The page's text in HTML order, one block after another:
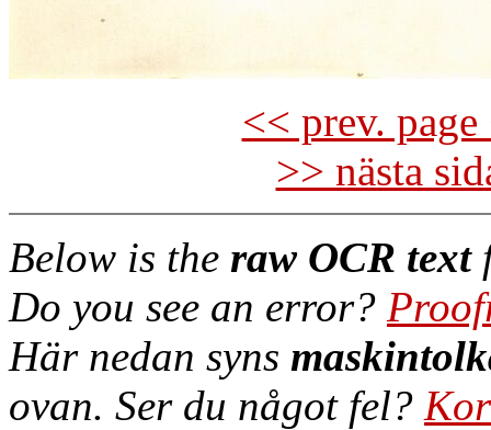
<< prev.
>> nästa
Below is the raw OCR text
Do you see an error?
Här nedan syns
ovan. Ser du något fel?